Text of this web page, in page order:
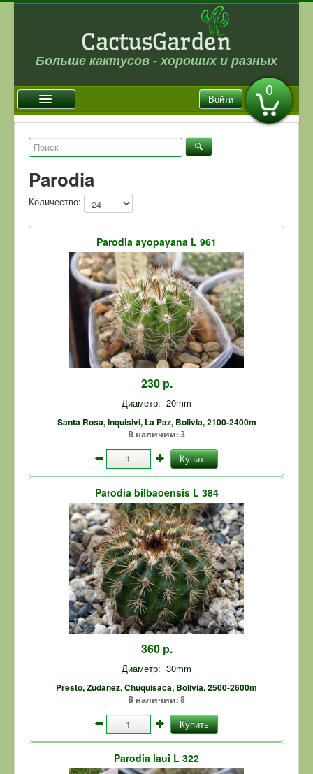
Больше кактусов - хороших и разных
0
Войти
Главная
Новости
Галерея
Магазин
Оплата и доставка
Parodia
Количество:
Parodia ayopayana L 961
230 р.
Диаметр: 20mm
Santa Rosa, Inquisivi, La Paz, Bolivia, 2100-2400m
В наличии:3
Купить
Parodia bilbaoensis L 384
360 р.
Диаметр: 30mm
Presto, Zudanez, Chuquisaca, Bolivia, 2500-2600m
В наличии:8
Купить
Parodia laui L 322